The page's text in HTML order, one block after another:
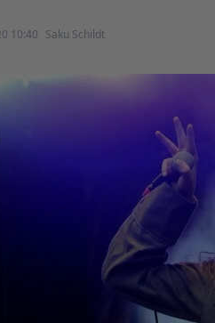
10:40 Saku Schildt